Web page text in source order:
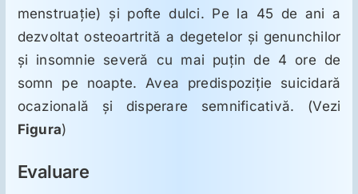
menstruaţie) şi pofte dulci. Pe la 45 de ani a
dezvoltat osteoartrită a degetelor şi genunchilor
şi insomnie severă cu mai puţin de 4 ore de
somn pe noapte. Avea predispoziţie suicidară
ocazională şi disperare semnificativă. (Vezi
Figura)
Evaluare